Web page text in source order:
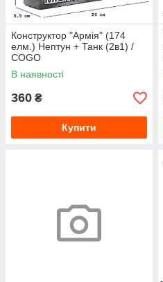
Конструктор "Армія" (174
елм.) Нептун + Танк (2в1) /
COGO
В наявності
360 ₴
Купити